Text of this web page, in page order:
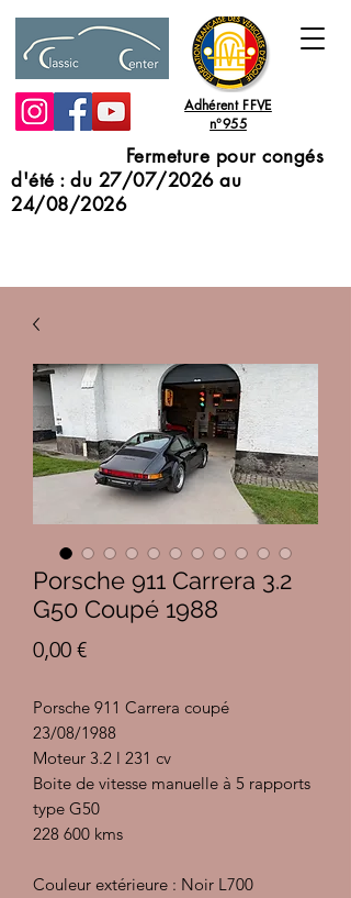
Adhérent FFVE
n°955
Fermeture pour congés
d'été : du 27/07/2026 au
24/08/2026
Porsche 911 Carrera 3.2
G50 Coupé 1988
0,00 €Prix
Porsche 911 Carrera coupé
23/08/1988
Moteur 3.2 l 231 cv
Boite de vitesse manuelle à 5 rapports
type G50
228 600 kms
Couleur extérieure : Noir L700